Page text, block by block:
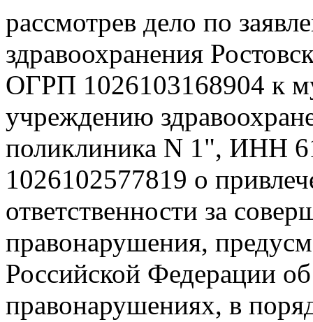
рассмотрев дело по
здравоохранения
ОГРП 1026103168904 к
учреждению
поликлиника N 1", ИНН
1026102577819 о
ответственности за
правонарушения,
Российской Федерации
правонарушениях, в